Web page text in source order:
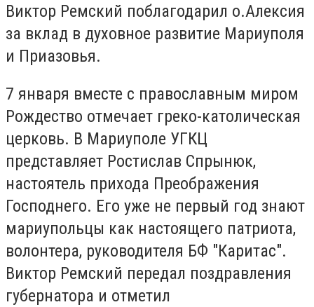
Виктор Ремский поблагодарил о.Алексия
за вклад в духовное развитие Мариуполя
и Приазовья.
7 января вместе с православным миром
Рождество отмечает греко-католическая
церковь. В Мариуполе УГКЦ
представляет Ростислав Спрынюк,
настоятель прихода Преображения
Господнего. Его уже не первый год знают
мариупольцы как настоящего патриота,
волонтера, руководителя БФ "Каритас".
Виктор Ремский передал поздравления
губернатора и отметил